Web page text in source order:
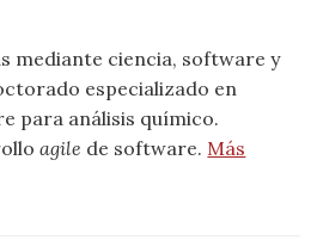
mediante ciencia, software y
especializado en
para análisis químico.
agile de software. Más